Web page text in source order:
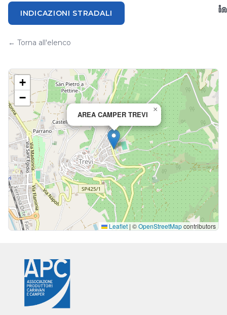
INDICAZIONI STRADALI
← Torna all'elenco
AREA CAMPER TREVI
×
+
−
Leaflet | ©OpenStreetMapcontributors